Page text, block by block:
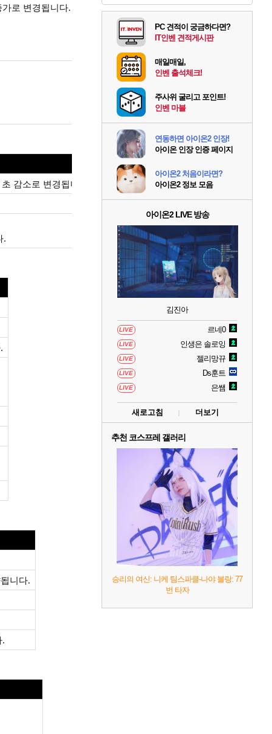
로 변경됩니다.
감소로 변경됩니다.
.
니다.
PC 견적이 궁금하다면?
IT인벤 견적게시판
매일매일,
인벤 출석체크!
주사위 굴리고 포인트!
인벤 마블
연동하면 아이온2 인장!
아이온 인장 인증 페이지
아이온2 처음이라면?
아이온2 정보 모음
아이온2 LIVE 방송
김진아
LIVE 르네0
LIVE 인생은 솔로잉
LIVE 젤리망뀨
LIVE Ds훈트
LIVE 은쌤
새로고침 더보기
추천 코스프레 갤러리
승리의 여신: 니케 팀스파클-나야 블랑: 77
번 타자